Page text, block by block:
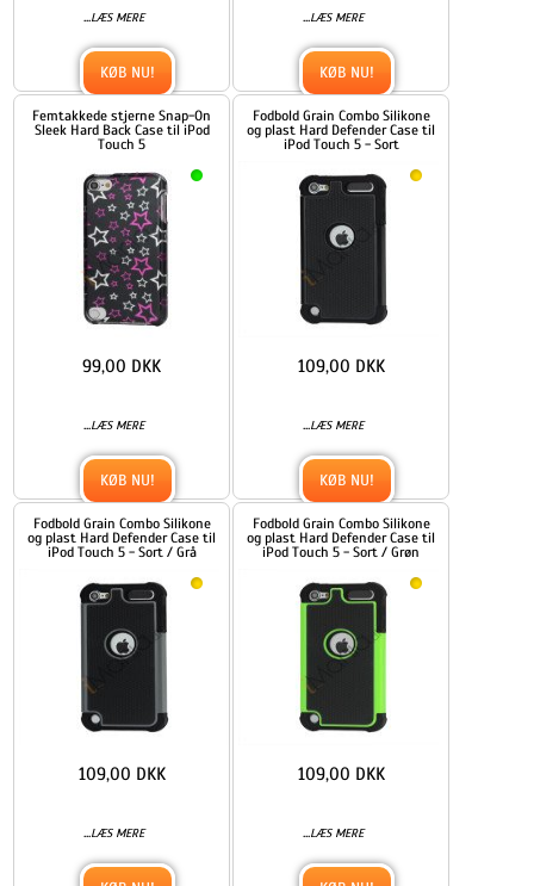
...LÆS MERE
KØB NU!
...LÆS MERE
KØB NU!
Femtakkede stjerne Snap-On
Sleek Hard Back Case til iPod
Touch 5
...LÆS MERE
99,00 DKK
KØB NU!
Fodbold Grain Combo Silikone
og plast Hard Defender Case til
iPod Touch 5 - Sort
...LÆS MERE
109,00 DKK
KØB NU!
Fodbold Grain Combo Silikone
og plast Hard Defender Case til
iPod Touch 5 - Sort / Grå
...LÆS MERE
109,00 DKK
Fodbold Grain Combo Silikone
og plast Hard Defender Case til
iPod Touch 5 - Sort / Grøn
...LÆS MERE
109,00 DKK